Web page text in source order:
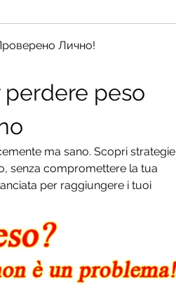
Лично!
peso
ma sano. Scopri strategie
senza compromettere la tua
per raggiungere i tuoi